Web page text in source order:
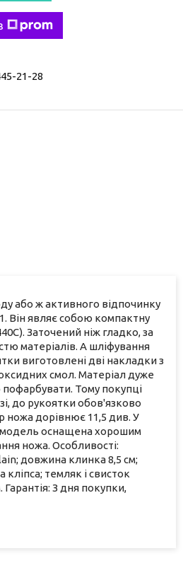
21-28
або ж активного відпочинку
Він являє собою компактну
Заточений ніж гладко, за
матеріалів. А шліфування
виготовлені дві накладки з
смол. Матеріал дуже
пофарбувати. Тому покупці
до рукоятки обов'язково
ножа дорівнює 11,5 див. У
модель оснащена хорошим
ножа. Особливості:
довжина клинка 8,5 см;
темляк і свисток
З дня покупки,